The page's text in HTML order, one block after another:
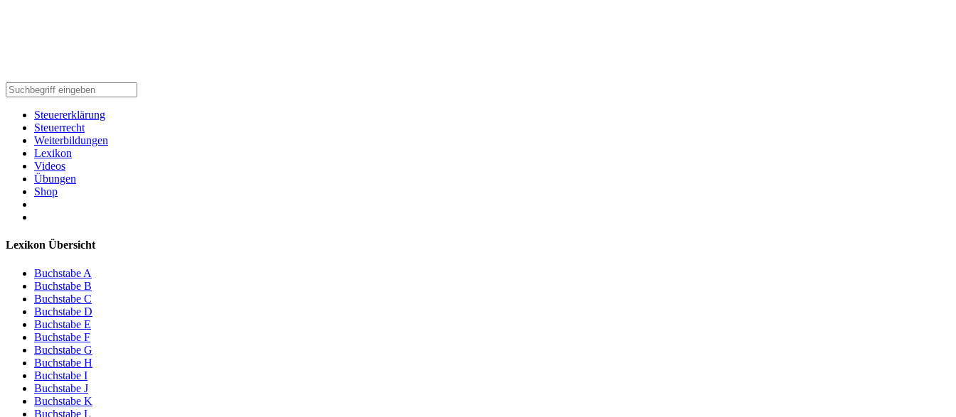
Steuererklärung
Steuerrecht
Weiterbildungen
Lexikon
Videos
Übungen
Shop
Lexikon Übersicht
Buchstabe A
Buchstabe B
Buchstabe C
Buchstabe D
Buchstabe E
Buchstabe F
Buchstabe G
Buchstabe H
Buchstabe I
Buchstabe J
Buchstabe K
Buchstabe L